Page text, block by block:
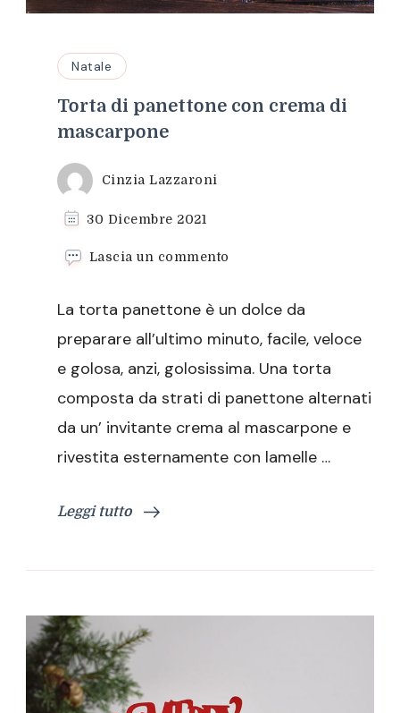
Natale
Torta di panettone con crema di
mascarpone
Cinzia Lazzaroni
30 Dicembre 2021
Lascia un commento
panettone
crema
di
La torta panettone è un dolce da
preparare all’ultimo minuto, facile, veloce
e golosa, anzi, golosissima. Una torta
composta da strati di panettone alternati
da un’ invitante crema al mascarpone e
rivestita esternamente con lamelle …
Leggi tutto